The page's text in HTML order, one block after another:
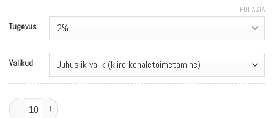
Tugevus
Valikud
PUHASTA
BANG LEADER STOLL 60000 60K Puffs Disposable Vapes 2IN1 Taste Mesh